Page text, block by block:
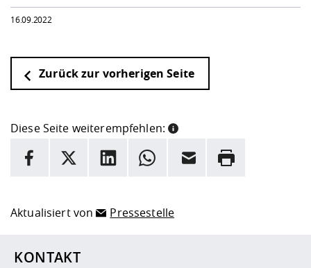
16.09.2022
Zurück zur vorherigen Seite
Diese Seite weiterempfehlen:
INFORMATION
Hier stehen weitere Informationen und ein Link zur
Facebook
X LinkedInWhatsappE-Mail Drucken
Aktualisiert von Pressestelle
KONTAKT